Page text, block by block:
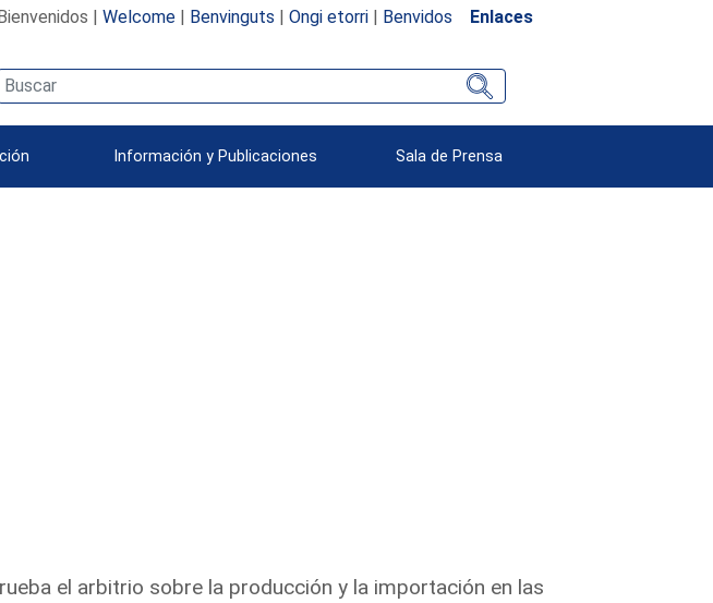
| Welcome| Benvinguts | Ongi etorri| Benvidos Enlaces
Información y Publicaciones Sala de Prensa
el arbitrio sobre la producción y la importación en las